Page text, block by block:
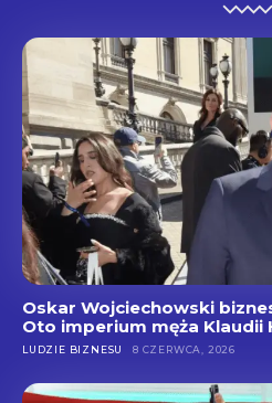
Oskar Wojciechowski
Oto imperium męża Klaudii
LUDZIE BIZNESU 8 CZERWCA, 2026